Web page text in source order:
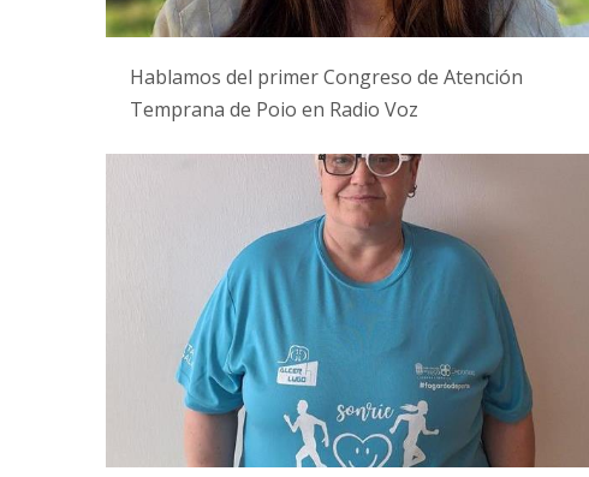
Hablamos del primer Congreso de Atención
Temprana de Poio en Radio Voz